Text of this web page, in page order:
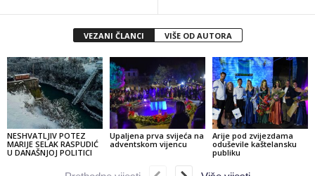
VEZANI ČLANCI VIŠE OD AUTORA
NESHVATLJIV POTEZ
MARIJE SELAK RASPUDIĆ
U DANAŠNJOJ POLITICI
Upaljena prva svijeća na
adventskom vijencu
Arije pod zvijezdama
oduševile kaštelansku
publiku